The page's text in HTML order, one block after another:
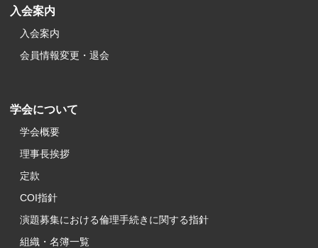
入会案内
入会案内
会員情報変更・退会
学会について
学会概要
理事長挨拶
定款
COI指針
演題募集における倫理手続きに関する指針
組織・名簿一覧